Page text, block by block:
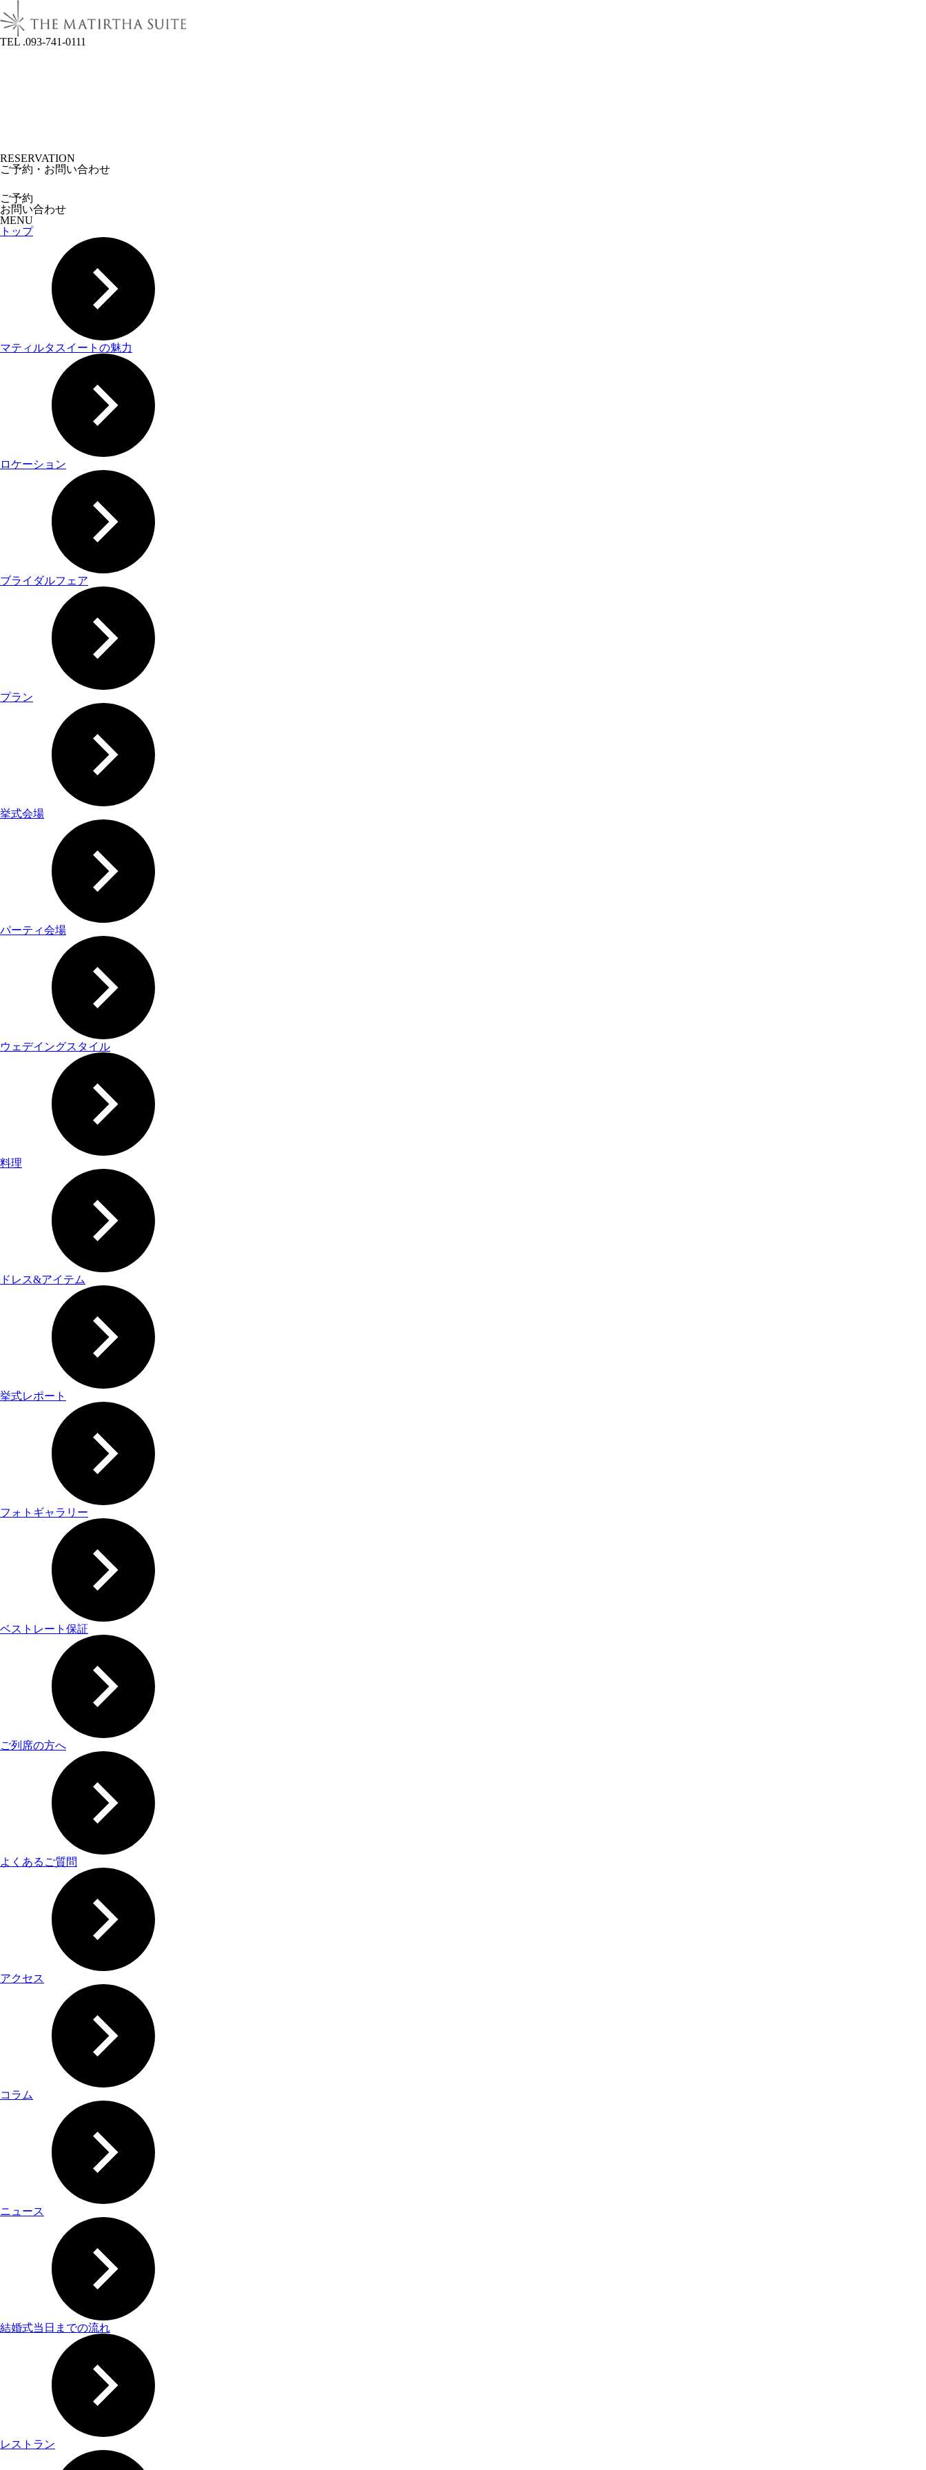
TEL .093-741-0111
RESERVATION
ご予約・お問い合わせ
ご予約
お問い合わせ
MENU
トップ
マティルタスイートの魅力
ロケーション
ブライダルフェア
プラン
挙式会場
パーティ会場
ウェデイングスタイル
料理
ドレス&アイテム
挙式レポート
フォトギャラリー
ベストレート保証
ご列席の方へ
よくあるご質問
アクセス
コラム
ニュース
結婚式当日までの流れ
レストラン